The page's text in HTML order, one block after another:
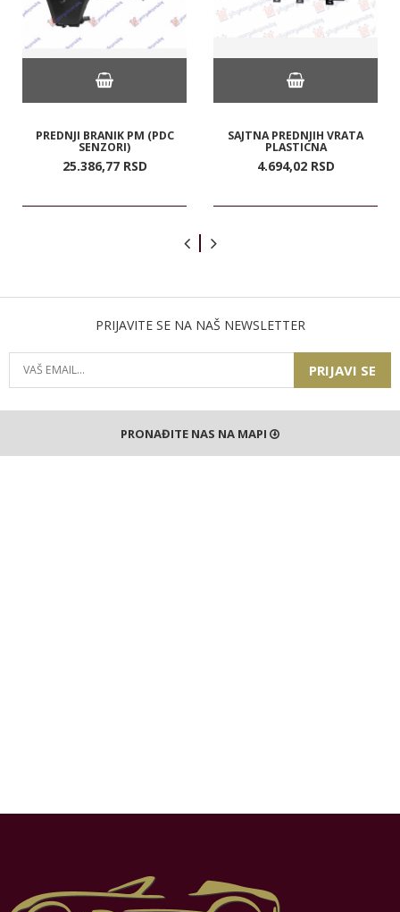
PREDNJI BRANIK PM (PDC
SENZORI)
25.386,77 RSD
SAJTNA PREDNJIH VRATA
PLASTICNA
4.694,02 RSD
PRIJAVITE SE NA NAŠ NEWSLETTER
PRIJAVI SE
PRONAĐITE NAS NA MAPI